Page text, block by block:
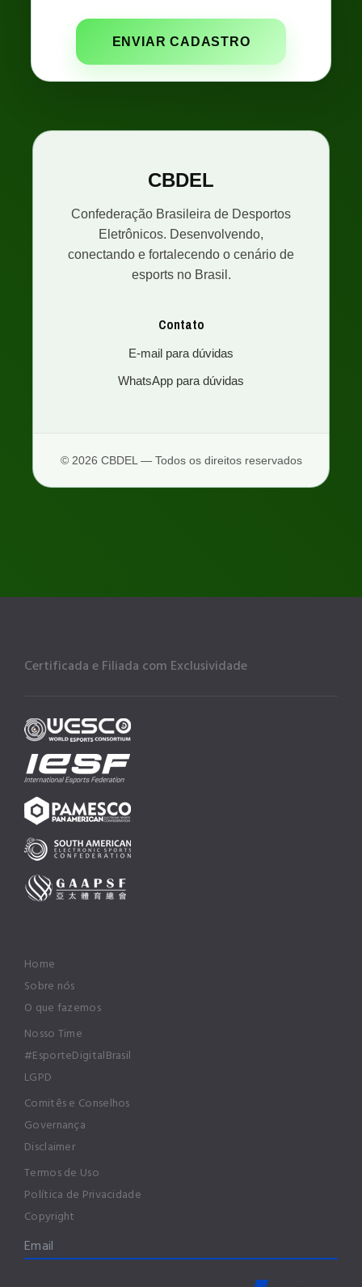
ENVIAR CADASTRO
CBDEL
Confederação Brasileira de Desportos
Eletrônicos. Desenvolvendo,
conectando e fortalecendo o cenário de
esports no Brasil.
Contato
E-mail para dúvidas
WhatsApp para dúvidas
© 2026 CBDEL — Todos os direitos reservados
Certificada e Filiada com Exclusividade
Home
Sobre nós
O que fazemos
Nosso Time
#EsporteDigitalBrasil
LGPD
Comitês e Conselhos
Governança
Disclaimer
Termos de Uso
Política de Privacidade
Copyright